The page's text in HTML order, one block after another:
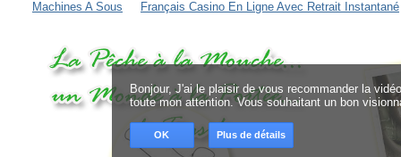
Bonjour, J'ai le plaisir de vous recommander la
toute mon attention. Vous souhaitant un bon
OK Plus de détails
Machines A Sous Français Casino En Ligne Avec Retrait Instantané